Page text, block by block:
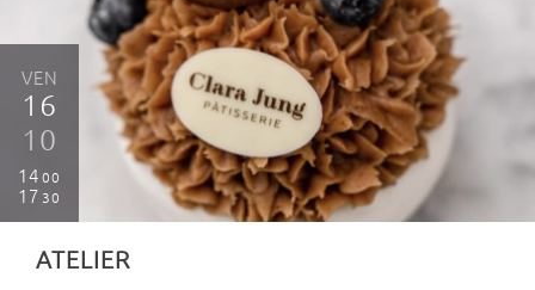
VEN
16
10
14 00
17 30
ATELIER